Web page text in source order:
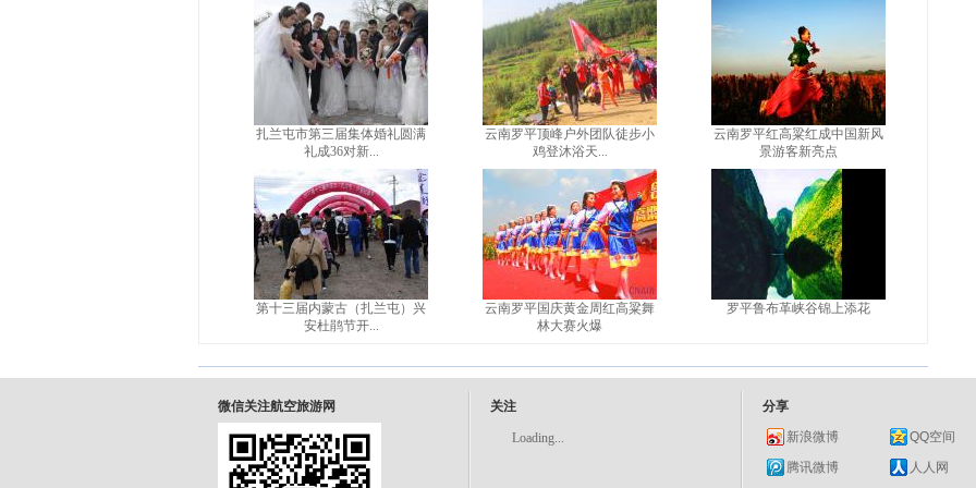
扎兰屯市第三届集体婚礼圆满
礼成36对新...
第十三届内蒙古（扎兰屯）兴
安杜鹃节开...
云南罗平顶峰户外团队徒步小
鸡登沐浴天...
云南罗平国庆黄金周红高粱舞
林大赛火爆
云南罗平红高粱红成中国新风
景游客新亮点
罗平鲁布革峡谷锦上添花
微信关注航空旅游网 关注
Loading...
分享
新浪微博
QQ空间
腾讯微博
人人网